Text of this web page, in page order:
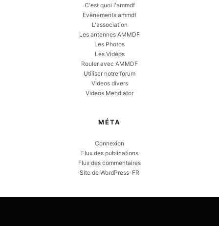
C'est quoi l'ammdf
Evènements ammdf
L'association
Les antennes AMMDF
Les Photos
Les Vidéos
Rouler avec AMMDF
Utiliser notre forum
Videos divers
Videos Mehdiator
MÉTA
Connexion
Flux des publications
Flux des commentaires
Site de WordPress-FR